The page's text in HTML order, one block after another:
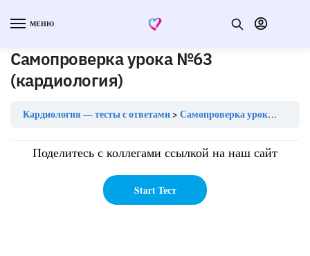
МЕНЮ
Самопроверка урока №63
(кардиология)
Кардиология — тесты с ответами Самопроверка урока №63 (кардиология)
Поделитесь с коллегами ссылкой на наш сайт